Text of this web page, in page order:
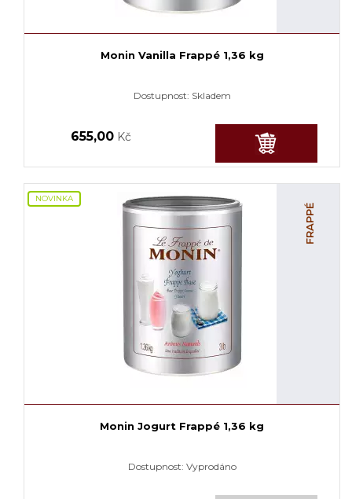
Monin Vanilla Frappé 1,36 kg
Dostupnost: Skladem
655,00 Kč
NOVINKA
FRAPPÉ
Monin Jogurt Frappé 1,36 kg
Dostupnost: Vyprodáno